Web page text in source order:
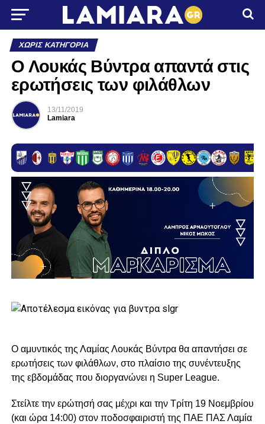
ΧΩΡΊΣ ΚΑΤΗΓΟΡΊΑ
Ο Λουκάς Βύντρα απαντά στις
ερωτήσεις των φιλάθλων
13/11/2019
Lamiara
Ο αμυντικός της Λαμίας Λουκάς Βύντρα θα απαντήσει σε
ερωτήσεις των φιλάθλων, στο πλαίσιο της συνέντευξης
της εβδομάδας που διοργανώνει η Super League.
Στείλτε την ερώτησή σας μέχρι και την Τρίτη 19 Νοεμβρίου
(και ώρα 14:00) στον ποδοσφαιριστή της ΠΑΕ ΠΑΣ Λαμία